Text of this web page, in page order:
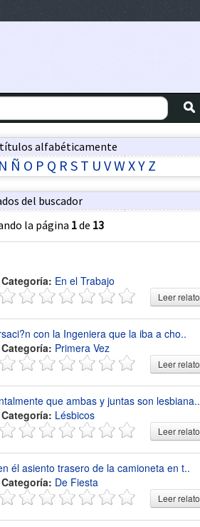
títulos alfabéticamente
N Ñ O P Q R S T U VWXY Z
del buscador
la página 1de 13
Categoría: En el Trabajo
Leer relato
con la Ingeniera que la iba a cho..
Categoría: Primera Vez
Leer relato
que ambas y juntas son lesbiana..
Categoría: Lésbicos
Leer relato
él asiento trasero de la camioneta en t..
Categoría: De Fiesta
Leer relato